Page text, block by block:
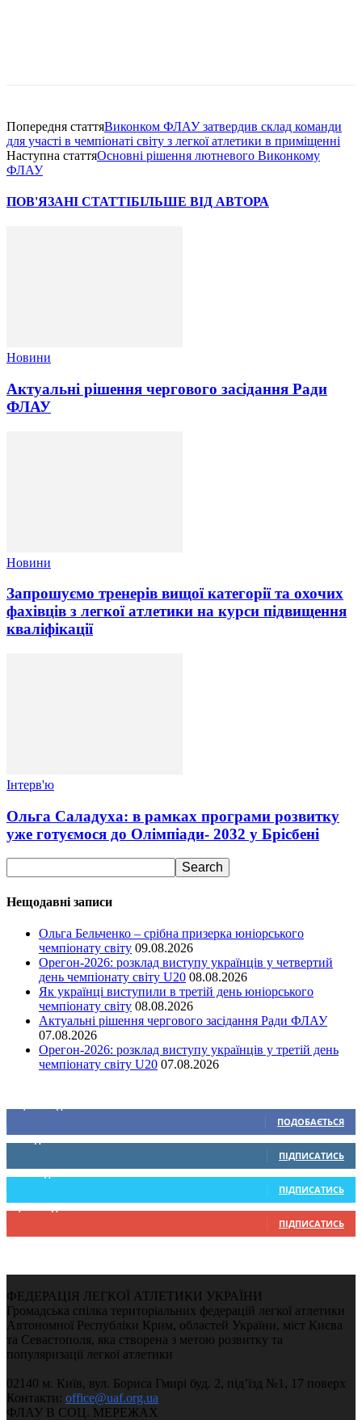
Попередня статтяВиконком ФЛАУ затвердив склад команди
для участі в чемпіонаті світу з легкої атлетики в приміщенні
Наступна статтяОсновні рішення лютневого Виконкому
ФЛАУ
ПОВ'ЯЗАНІ СТАТТІБІЛЬШЕ ВІД АВТОРА
Новини
Актуальні рішення чергового засідання Ради
ФЛАУ
Новини
Запрошуємо тренерів вищої категорії та охочих
фахівців з легкої атлетики на курси підвищення
кваліфікації
Інтерв'ю
Ольга Саладуха: в рамках програми розвитку
уже готуємося до Олімпіади- 2032 у Брісбені
Нещодавні записи
Ольга Бельченко – срібна призерка юніорського
чемпіонату світу 09.08.2026
Орегон-2026: розклад виступу українців у четвертий
день чемпіонату світу U20 08.08.2026
Як українці виступили в третій день юніорського
чемпіонату світу 08.08.2026
Актуальні рішення чергового засідання Ради ФЛАУ
07.08.2026
Орегон-2026: розклад виступу українців у третій день
чемпіонату світу U20 07.08.2026
ПОДОБАЄТЬСЯ
0 Підписників
ПІДПИСАТИСЬ
234 Підписників
ПІДПИСАТИСЬ
9,370 Підписників
ПІДПИСАТИСЬ
ФЕДЕРАЦІЯ ЛЕГКОЇ АТЛЕТИКИ УКРАЇНИ
Громадська спілка територіальних федерацій легкої атлетики
Автономної Республіки Крим, областей України, міст Києва
та Севастополя, яка створена з метою розвитку та
популяризації легкої атлетики
02140 м. Київ, вул. Бориса Гмирі буд. 2, під’їзд №1, 17 поверх
Контакти: office@uaf.org.ua
ФЛАУ В СОЦ. МЕРЕЖАХ